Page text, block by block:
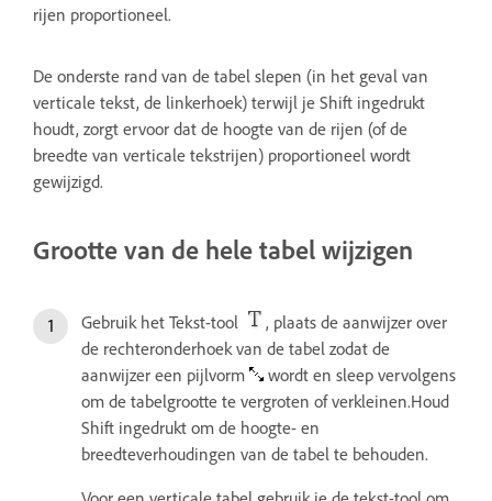
rijen proportioneel.
De onderste rand van de tabel slepen (in het geval van
verticale tekst, de linkerhoek) terwijl je Shift ingedrukt
houdt, zorgt ervoor dat de hoogte van de rijen (of de
breedte van verticale tekstrijen) proportioneel wordt
gewijzigd.
Grootte van de hele tabel wijzigen
Gebruik het Tekst-tool
, plaats de aanwijzer over
de rechteronderhoek van de tabel zodat de
aanwijzer een pijlvorm
wordt en sleep vervolgens
om de tabelgrootte te vergroten of verkleinen.Houd
Shift ingedrukt om de hoogte- en
breedteverhoudingen van de tabel te behouden.